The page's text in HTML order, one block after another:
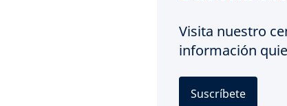
Visita nuestro
información
Suscríbete